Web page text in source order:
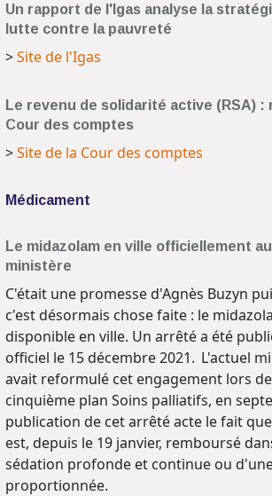
Un rapport de l'Igas analyse la
lutte contre la pauvreté
>Site de l'Igas
Le revenu de solidarité active (RSA) :
Cour des comptes
>Site de la Cour des comptes
Médicament
Le midazolam en ville officiellement
ministère
C'était une promesse d'Agnès Buzyn
c'est désormais chose faite : le
disponible en ville. Un arrêté a été
officiel le 15 décembre 2021. L'actuel
avait reformulé cet engagement lors
cinquième plan Soins palliatifs, en
publication de cet arrêté acte le fait
est, depuis le 19 janvier, remboursé
sédation profonde et continue ou
proportionnée.